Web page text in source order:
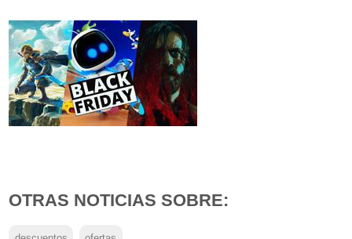
OTRAS NOTICIAS SOBRE: